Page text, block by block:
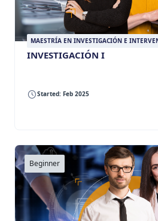
MAESTRÍA EN INVESTIGACIÓN E
INVESTIGACIÓN I
Started: Feb 2025
Beginner